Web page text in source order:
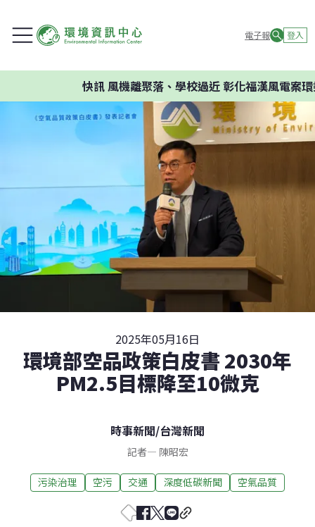
電子報 登入
風機離聚落、學校過近 彰化福漢風電案環委建
2025年05月16日
環境部空品政策白皮書 2030年
PM2.5目標降至10微克
時事新聞/台灣新聞
記者— 陳昭宏
污染治理 空污 交通 深度低碳新聞 空氣品質